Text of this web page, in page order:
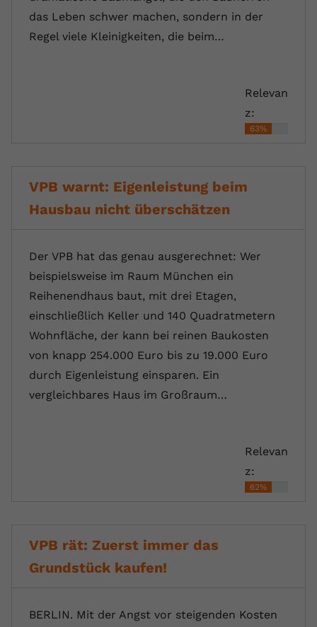
das Leben schwer machen, sondern in der
Regel viele Kleinigkeiten, die beim…
Relevan
z:
63%
VPB warnt: Eigenleistung beim
Hausbau nicht überschätzen
Der VPB hat das genau ausgerechnet: Wer
beispielsweise im Raum München ein
Reihenendhaus baut, mit drei Etagen,
einschließlich Keller und 140 Quadratmetern
Wohnfläche, der kann bei reinen Baukosten
von knapp 254.000 Euro bis zu 19.000 Euro
durch Eigenleistung einsparen. Ein
vergleichbares Haus im Großraum…
Relevan
z:
62%
VPB rät: Zuerst immer das
Grundstück kaufen!
BERLIN. Mit der Angst vor steigenden Kosten